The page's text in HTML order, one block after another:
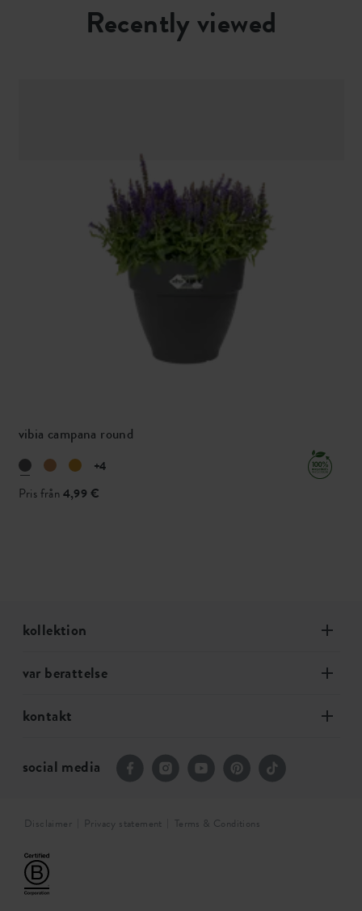
Recently viewed
vibia campana round
+4
Pris från 4,99 €
kollektion
var berattelse
kontakt
social media
Disclaimer Privacy statement Terms & Conditions